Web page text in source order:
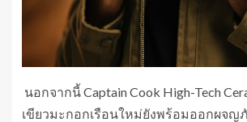
นอกจากนี้ Captain Cook High-Tech
เขียวมะกอกเรือนใหม่ยังพร้อมออกผจ